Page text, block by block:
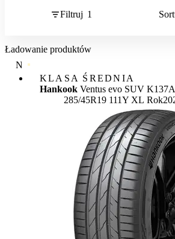
Filtruj 1
Ładowanie produktów
NAJWYŻSZA JAKOŚĆ
KLASA ŚREDNIA
Hankook Ventus evo SUV K137A
285/45R19 111Y XL Rok